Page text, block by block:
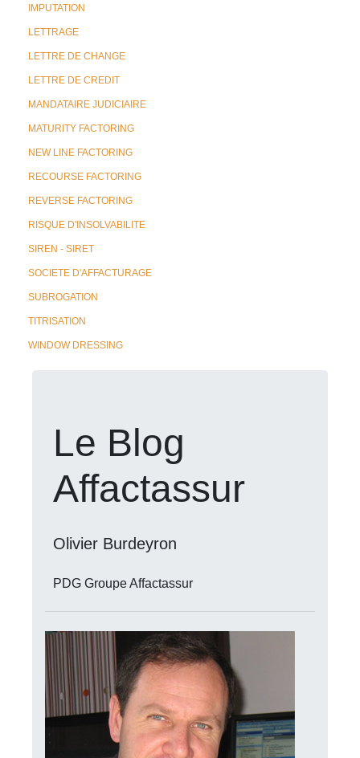
IMPUTATION
LETTRAGE
LETTRE DE CHANGE
LETTRE DE CREDIT
MANDATAIRE JUDICIAIRE
MATURITY FACTORING
NEW LINE FACTORING
RECOURSE FACTORING
REVERSE FACTORING
RISQUE D'INSOLVABILITE
SIREN - SIRET
SOCIETE D'AFFACTURAGE
SUBROGATION
TITRISATION
WINDOW DRESSING
Le Blog
Affactassur
Olivier Burdeyron
PDG Groupe Affactassur